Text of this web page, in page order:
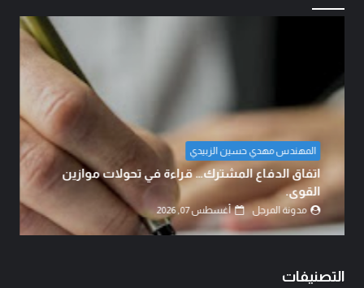
د. هيثم الخزعلي
أزمة السيولة المالية، وامكانية الحل..!
مدونة المرجل أغسطس 07, 2026
التصنيفات